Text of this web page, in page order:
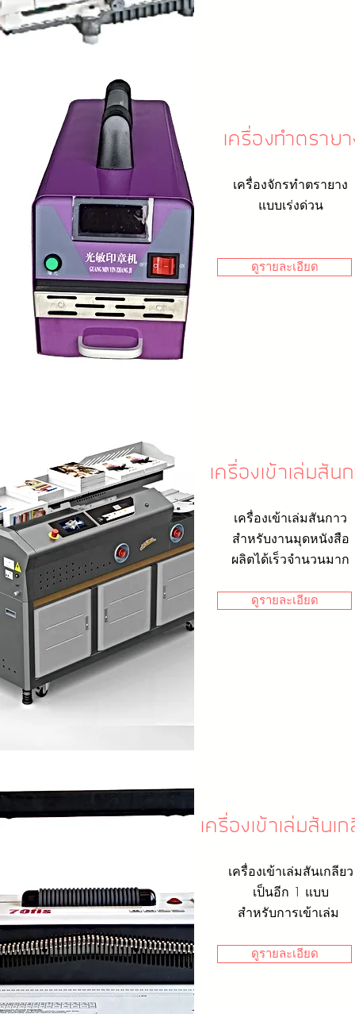
เครื่องทำตราย
เครื่องจักรทำตรายาง
แบบเร่งด่วน
ดูรายละเอียด
เครื่องเข้าเล่มสัน
เครื่องเข้าเล่มสันกาว
สำหรับงานมุดหนังสือ
ผลิตได้เร็วจำนวนมาก
ดูรายละเอียด
เครื่องเข้าเล่มสันเ
เครื่องเข้าเล่มสันเกลียว
เป็นอีก 1 แบบ
สำหรับการเข้าเล่ม
ดูรายละเอียด